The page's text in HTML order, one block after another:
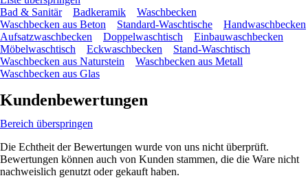
Bad & Sanitär
Badkeramik
Waschbecken
Waschbecken aus Beton
Standard-Waschtische
Handwaschbecken
Aufsatzwaschbecken
Doppelwaschtisch
Einbauwaschbecken
Möbelwaschtisch
Eckwaschbecken
Stand-Waschtisch
Waschbecken aus Naturstein
Waschbecken aus Metall
Waschbecken aus Glas
Kundenbewertungen
Bereich überspringen
Die Echtheit der Bewertungen wurde von uns nicht überprüft.
Bewertungen können auch von Kunden stammen, die die Ware nicht
nachweislich genutzt oder gekauft haben.